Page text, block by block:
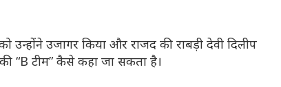
उजागर किया और राजद की राबड़ी देवी दिलीप
“B टीम” कैसे कहा जा सकता है।